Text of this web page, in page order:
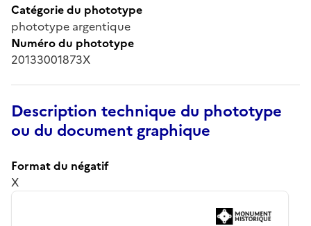
Catégorie du phototype
phototype argentique
Numéro du phototype
20133001873X
Description technique du phototype
ou du document graphique
Format du négatif
X